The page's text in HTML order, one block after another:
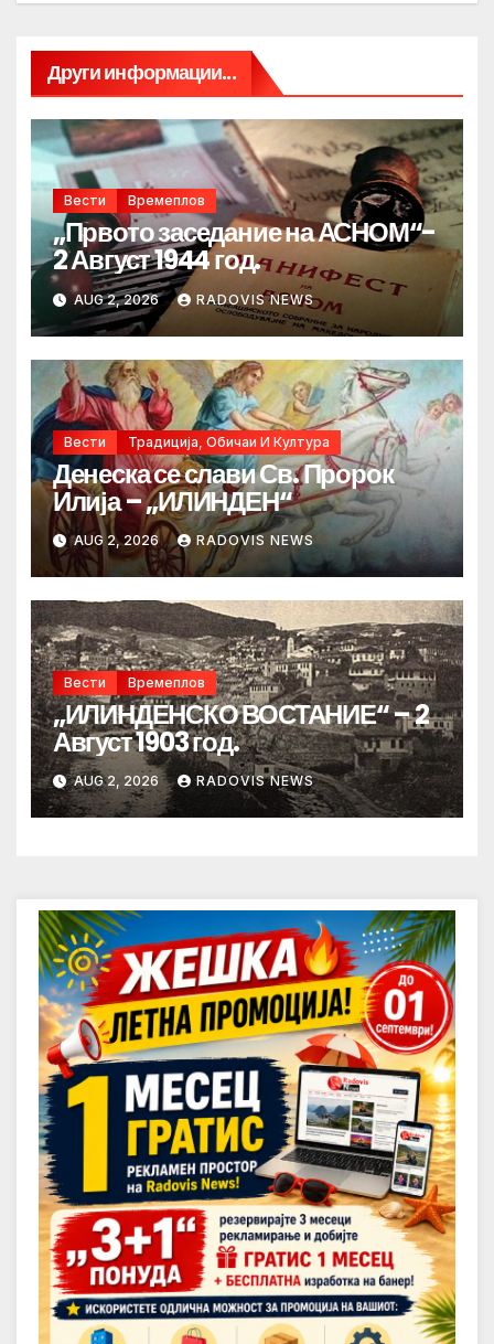
Други информации...
Вести Времеплов
„Првото заседание на АСНОМ“-
2 Август 1944 год.
AUG 2, 2026 RADOVIS NEWS
Вести Традиција, Обичаи И Култура
Денеска се слави Св. Пророк
Илија – „ИЛИНДЕН“
AUG 2, 2026 RADOVIS NEWS
Вести Времеплов
„ИЛИНДЕНСКО ВОСТАНИЕ“ – 2
Август 1903 год.
AUG 2, 2026 RADOVIS NEWS